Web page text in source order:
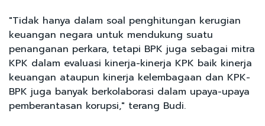
"Tidak hanya dalam soal penghitungan kerugian
keuangan negara untuk mendukung suatu
penanganan perkara, tetapi BPK juga sebagai mitra
KPK dalam evaluasi kinerja-kinerja KPK baik kinerja
keuangan ataupun kinerja kelembagaan dan KPK-
BPK juga banyak berkolaborasi dalam upaya-upaya
pemberantasan korupsi," terang Budi.